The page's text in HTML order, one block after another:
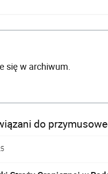
się w archiwum.
do